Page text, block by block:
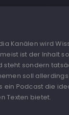
Kanälen wird
ist der Inhalt
steht sondern
soll
Podcast die
Texten bietet.